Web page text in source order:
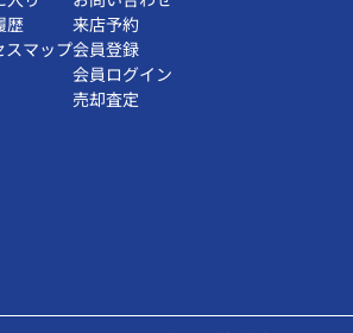
歴
スマップ
来店予約
会員登録
会員ログイン
売却査定